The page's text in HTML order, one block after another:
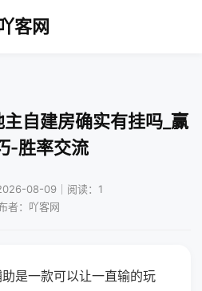
客网
自建房确实有挂吗_赢
-胜率交流
08-09｜阅读：1
者：吖客网
是一款可以让一直输的玩